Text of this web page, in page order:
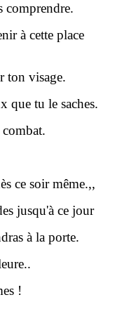
comprendre.
à cette place
ton visage.
que tu le saches.
ce soir même.,,
jusqu'à ce jour
à la porte.
!